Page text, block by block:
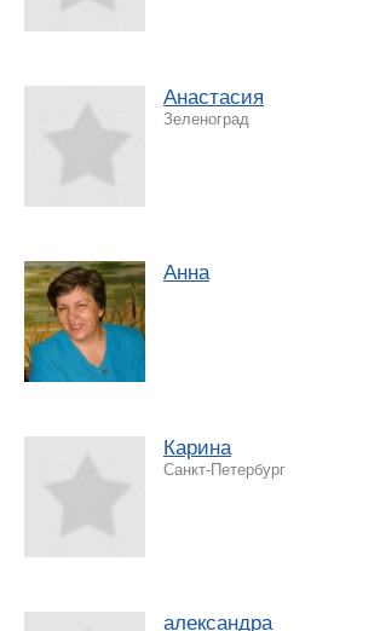
Анастасия
Зеленоград
Анна
Карина
Санкт-Петербург
александра